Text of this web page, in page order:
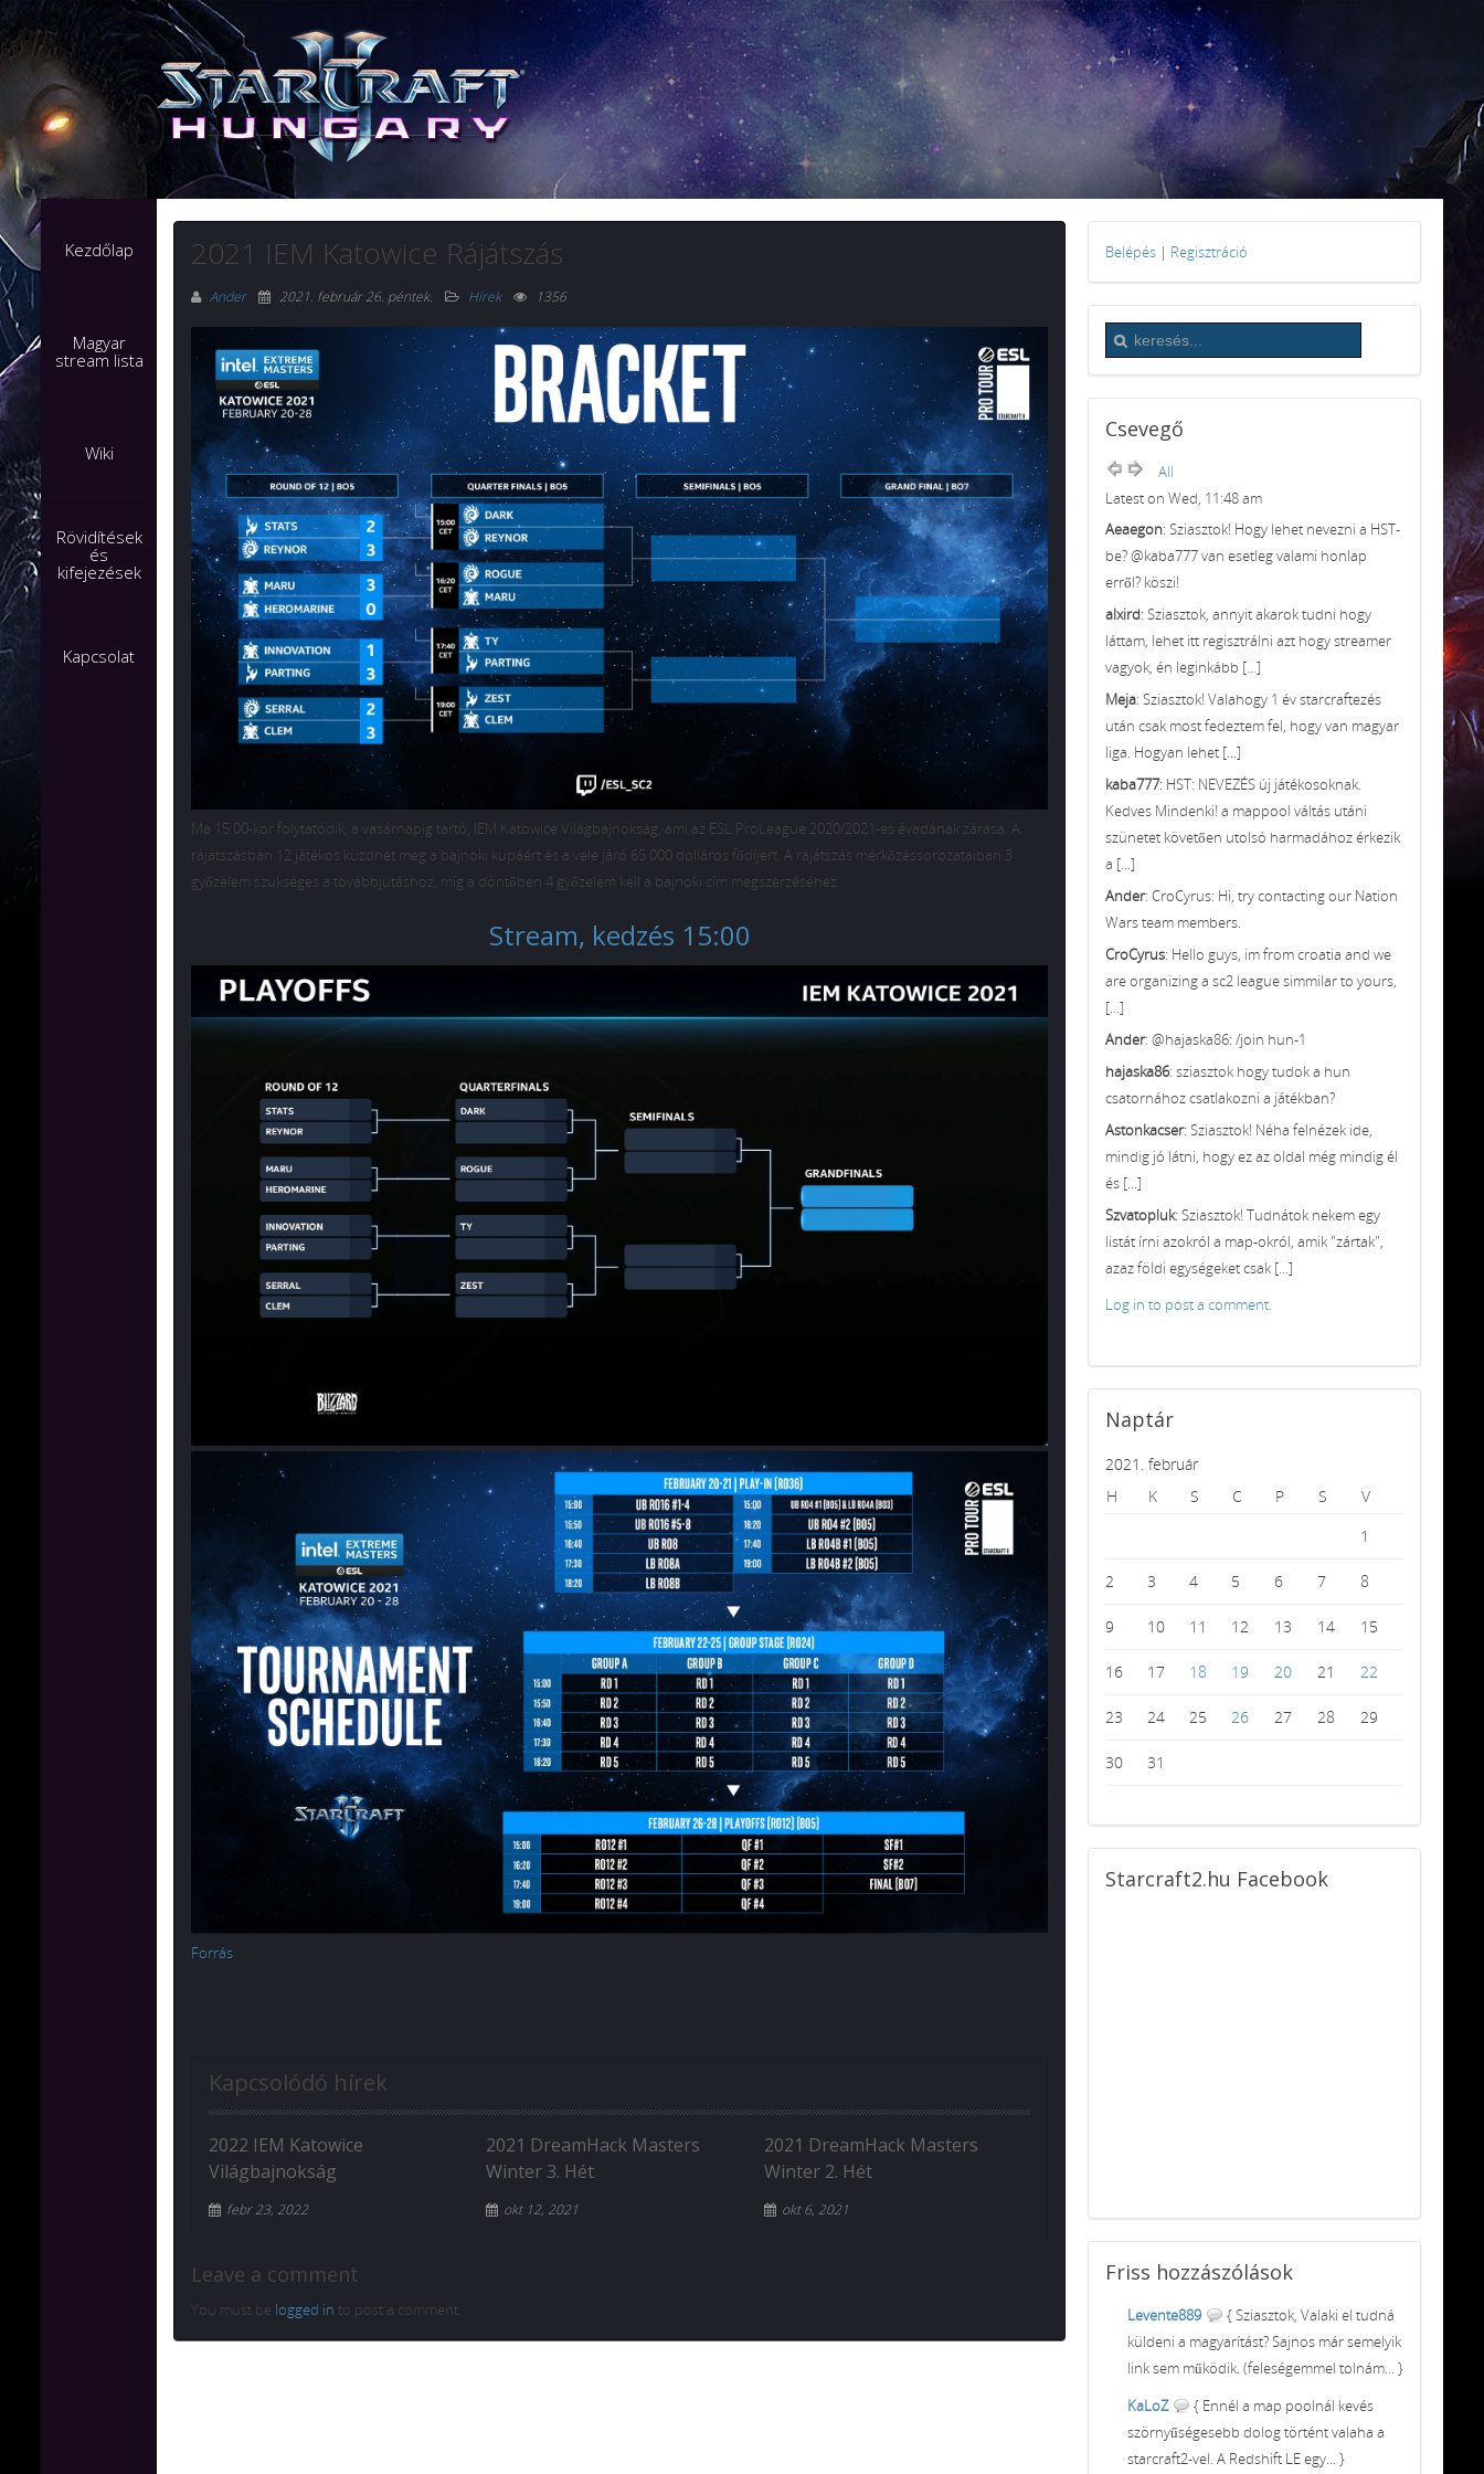
Kezdőlap
Magyar
stream lista
Wiki
Rövidítések
és
kifejezések
Kapcsolat
2021 IEM Katowice Rájátszás
Ander 2021. február 26. péntek. Hírek 1356
Ma 15:00-kor folytatódik, a vasárnapig tartó, IEM Katowice Világbajnokság, ami az ESL ProLeague 2020/2021-es évadának zárása. A
rájátszásban 12 játékos küzdhet meg a bajnoki kupáért és a vele járó 65 000 dolláros fődíjért. A rájátszás mérkőzéssorozataiban 3
győzelem szükséges a továbbjutáshoz, míg a döntőben 4 győzelem kell a bajnoki cím megszerzéséhez.
Stream, kedzés 15:00
Forrás
Kapcsolódó hírek
2022 IEM Katowice
Világbajnokság
febr 23, 2022
2021 DreamHack Masters
Winter 3. Hét
okt 12, 2021
2021 DreamHack Masters
Winter 2. Hét
okt 6, 2021
Leave a comment
You must be logged in to post a comment.
Belépés | Regisztráció
Csevegő
All
Latest on Wed, 11:48 am
Aeaegon: Sziasztok! Hogy lehet nevezni a HST-
be? @kaba777 van esetleg valami honlap
erről? köszi!
alxird: Sziasztok, annyit akarok tudni hogy
láttam, lehet itt regisztrálni azt hogy streamer
vagyok, én leginkább [...]
Meja: Sziasztok! Valahogy 1 év starcraftezés
után csak most fedeztem fel, hogy van magyar
liga. Hogyan lehet [...]
kaba777: HST: NEVEZÉS új játékosoknak.
Kedves Mindenki! a mappool váltás utáni
szünetet követően utolsó harmadához érkezik
a [...]
Ander: CroCyrus: Hi, try contacting our Nation
Wars team members.
CroCyrus: Hello guys, im from croatia and we
are organizing a sc2 league simmilar to yours,
[...]
Ander: @hajaska86: /join hun-1
hajaska86: sziasztok hogy tudok a hun
csatornához csatlakozni a játékban?
Astonkacser: Sziasztok! Néha felnézek ide,
mindig jó látni, hogy ez az oldal még mindig él
és [...]
Szvatopluk: Sziasztok! Tudnátok nekem egy
listát írni azokról a map-okról, amik "zártak",
azaz földi egységeket csak [...]
Log in to post a comment.
Naptár
2021. február
H
K S C P S
V
1
2 3 4 5 6 7 8
9 10 11 12 13 14 15
16 17 18 19 20 21 22
23 24 25 26 27 28 29
30 31
Starcraft2.hu Facebook
Friss hozzászólások
Levente889
{ Sziasztok, Valaki el tudná
küldeni a magyarítást? Sajnos már semelyik
link sem működik. (feleségemmel tolnám... }
KaLoZ
{ Ennél a map poolnál kevés
szörnyűségesebb dolog történt valaha a
starcraft2-vel. A Redshift LE egy... }